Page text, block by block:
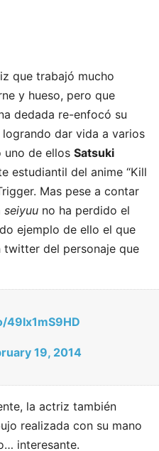
que trabajó mucho
y hueso, pero que
dedada re-enfocó su
dar vida a varios
uno de ellos Satsuki
estudiantil del anime “Kill
Mas pese a contar
seiyuu no ha perdido el
ejemplo de ello el que
twitter del personaje que
49Ix1mS9HD
19, 2014
la actriz también
realizada con su mano
interesante.